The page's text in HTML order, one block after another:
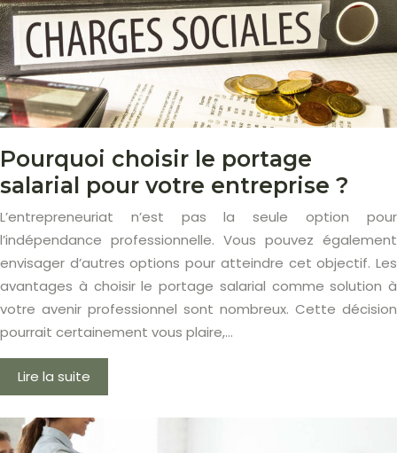
Pourquoi choisir le portage
salarial pour votre entreprise ?
L’entrepreneuriat n’est pas la seule option pour
l’indépendance professionnelle. Vous pouvez également
envisager d’autres options pour atteindre cet objectif. Les
avantages à choisir le portage salarial comme solution à
votre avenir professionnel sont nombreux. Cette décision
pourrait certainement vous plaire,…
Lire la suite